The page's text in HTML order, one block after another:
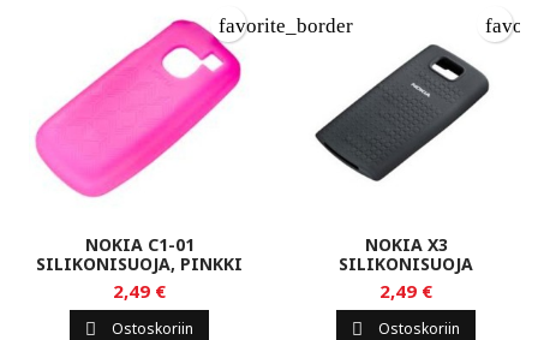
NOKIA C1-01
SILIKONISUOJA, PINKKI
2,49 €
 Ostoskoriin
favorite_border
NOKIA X3
SILIKONISUOJA
2,49 €
 Ostoskoriin